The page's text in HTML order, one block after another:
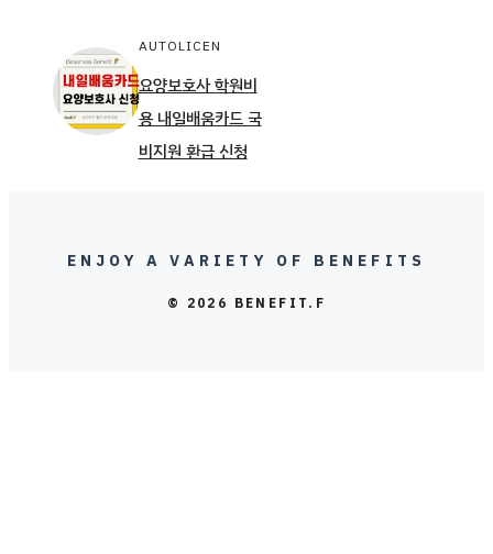
AUTOLICEN
요양보호사 학원비
용 내일배움카드 국
비지원 환급 신청
ENJOY A VARIETY OF BENEFITS
© 2026 BENEFIT.F